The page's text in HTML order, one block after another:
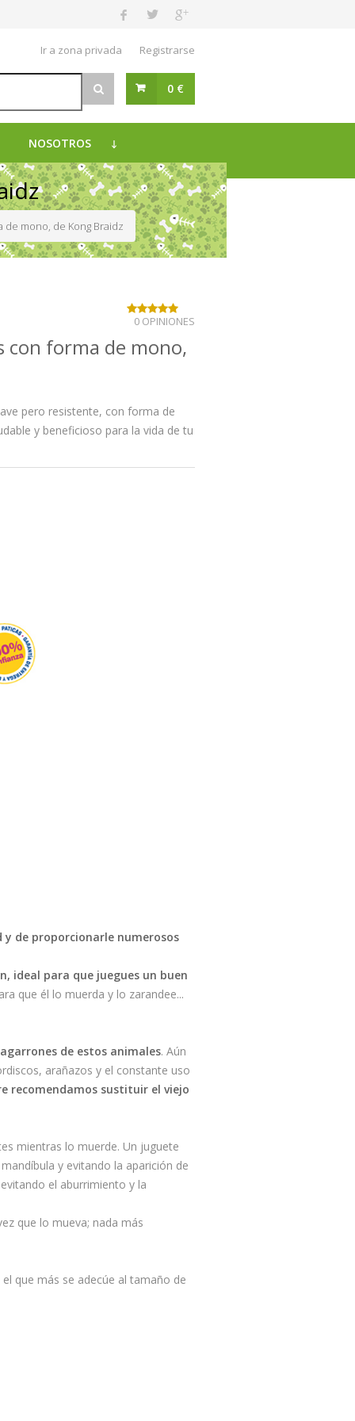
Ir a zona privada Registrarse
0 €
NOSOTROS
mono, de Kong Braidz
con forma de mono,
0 OPINIONES
pero resistente, con forma de
y beneficioso para la vida de tu
de proporcionarle numerosos
ideal para que juegues un buen
que él lo muerda y lo zarandee...
de estos animales. Aún
arañazos y el constante uso
recomendamos sustituir el viejo
mientras lo muerde. Un juguete
y evitando la aparición de
el aburrimiento y la
que lo mueva; nada más
el que más se adecúe al tamaño de